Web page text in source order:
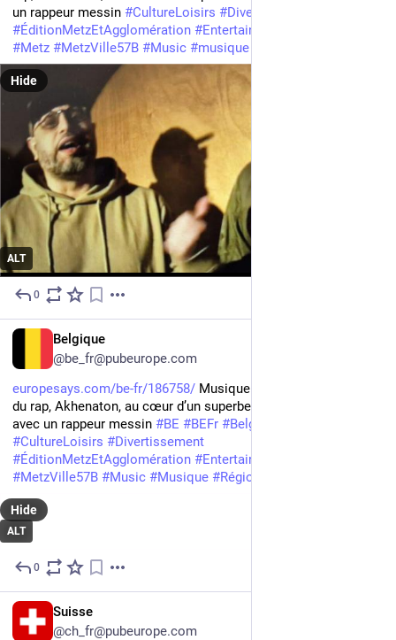
un rappeur messin #CultureLoisirs #Divertissement
#ÉditionMetzEtAgglomération #Entertainment
#Metz #MetzVille57B #Music #musique
ALT
Hide
0
Belgique
@be_fr@pubeurope.com
europesays.com/be-fr/186758/ Musique. La star marseillaise
du rap, Akhenaton, au cœur d’un superbe clip tourné à Borny
avec un rappeur messin #BE #BEFr #Belgique
#CultureLoisirs #Divertissement
#ÉditionMetzEtAgglomération #Entertainment
#MetzVille57B #Music #Musique #RégionLorraine
ALT
Hide
0
Suisse
@ch_fr@pubeurope.com